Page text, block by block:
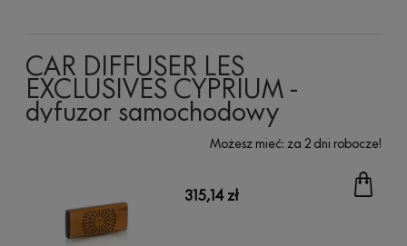
CAR DIFFUSER LES
EXCLUSIVES CYPRIUM -
dyfuzor samochodowy
Możesz mieć: za 2 dni robocze!
315,14 zł